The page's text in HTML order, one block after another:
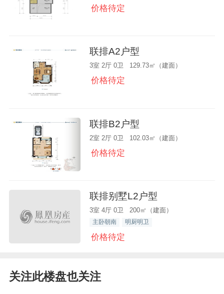
价格待定
联排A2户型
3室 2厅 0卫 129.73㎡（建面）
价格待定
联排B2户型
2室 2厅 0卫 102.03㎡（建面）
价格待定
联排别墅L2户型
3室 4厅 0卫 200㎡（建面）
主卧朝南 明厨明卫
价格待定
关注此楼盘也关注